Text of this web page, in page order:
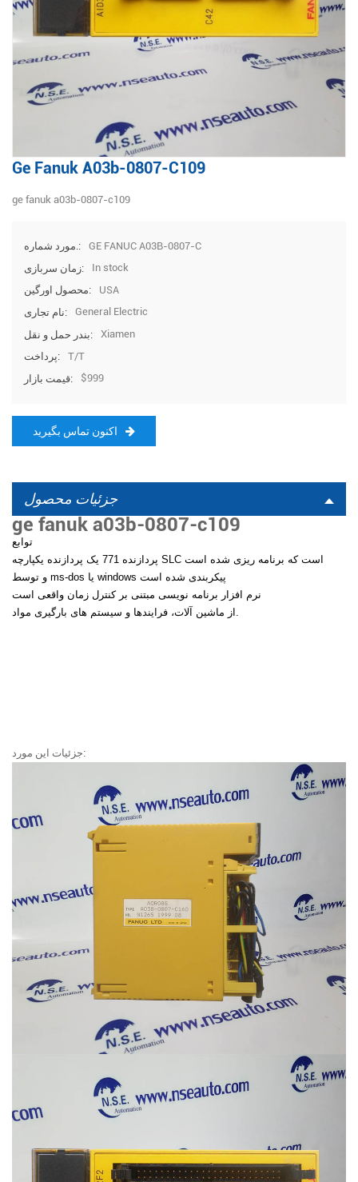
Ge Fanuk A03b-0807-C109
ge fanuk a03b-0807-c109
مورد شماره.:
GE FANUC A03B-0807-C
زمان سربازی:
In stock
محصول اورگین:
USA
نام تجاری:
General Electric
بندر حمل و نقل:
Xiamen
پرداخت:
T/T
قیمت بازار:
$999
اکنون تماس بگیرید
جزئیات محصول
ge fanuk a03b-0807-c109
توابع
پردازنده 771 یک پردازنده یکپارچه SLC است که برنامه ریزی شده است
و توسط ms-dos یا windows پیکربندی شده است
نرم افزار برنامه نویسی مبتنی بر کنترل زمان واقعی است
جزئیات این مورد: